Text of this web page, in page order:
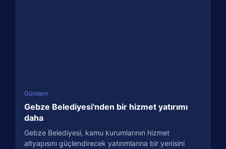
Gündem
Gebze Belediyesi'nden bir hizmet yatırımı
daha
Gebze Belediyesi, kamu kurumlarının hizmet
altyapısını güçlendirecek yatırımlarına bir yenisini